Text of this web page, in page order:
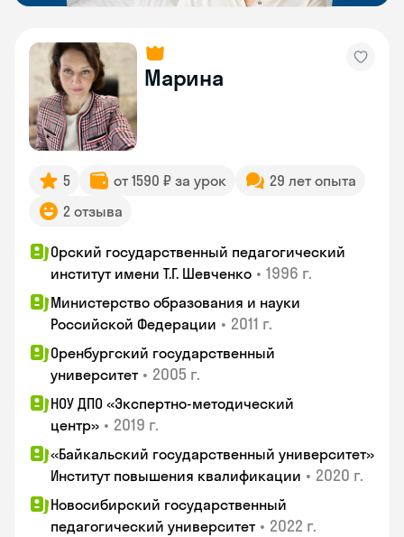
Марина
5 от 1590 ₽ за урок
29 лет опыта
2 отзыва
Орский государственный педагогический
институт имени Т.Г. Шевченко • 1996 г.
Министерство образования и науки
Российской Федерации • 2011 г.
Оренбургский государственный
университет • 2005 г.
НОУ ДПО «Экспертно-методический
центр» • 2019 г.
«Байкальский государственный университет»
Институт повышения квалификации • 2020 г.
Новосибирский государственный
педагогический университет • 2022 г.